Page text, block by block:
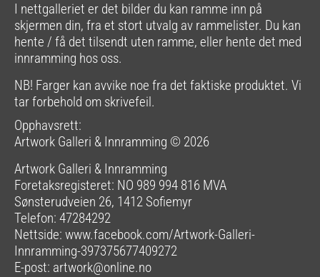
I nettgalleriet er det bilder du kan ramme inn på
skjermen din, fra et stort utvalg av rammelister. Du kan
hente / få det tilsendt uten ramme, eller hente det med
innramming hos oss.
NB! Farger kan avvike noe fra det faktiske produktet. Vi
tar forbehold om skrivefeil.
Opphavsrett:
Artwork Galleri & Innramming © 2026
Artwork Galleri & Innramming
Foretaksregisteret: NO 989 994 816 MVA
Sønsterudveien 26, 1412 Sofiemyr
Telefon: 47284292
Nettside: www.facebook.com/Artwork-Galleri-
Innramming-397375677409272
E-post: artwork@online.no